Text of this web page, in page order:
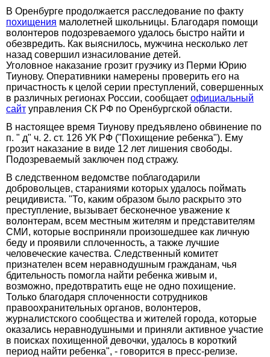
В Оренбурге продолжается расследование по факту
похищения малолетней школьницы. Благодаря помощи
волонтеров подозреваемого удалось быстро найти и
обезвредить. Как выяснилось, мужчина несколько лет
назад совершил изнасилование детей.
Уголовное наказание грозит грузчику из Перми Юрию
Тиунову. Оперативники намерены проверить его на
причастность к целой серии преступлений, совершенных
в различных регионах России, сообщает официальный
сайт управления СК РФ по Оренбургской области.
В настоящее время Тиунову предъявлено обвинение по
п. " д" ч. 2. ст. 126 УК РФ ("Похищение ребенка"). Ему
грозит наказание в виде 12 лет лишения свободы.
Подозреваемый заключен под стражу.
В следственном ведомстве поблагодарили
добровольцев, стараниями которых удалось поймать
рецидивиста. "То, каким образом было раскрыто это
преступление, вызывает бесконечное уважение к
волонтерам, всем местным жителям и представителям
СМИ, которые восприняли произошедшее как личную
беду и проявили сплоченность, а также лучшие
человеческие качества. Следственный комитет
признателен всем неравнодушным гражданам, чья
бдительность помогла найти ребенка живым и,
возможно, предотвратить еще не одно похищение.
Только благодаря сплоченности сотрудников
правоохранительных органов, волонтеров,
журналистского сообщества и жителей города, которые
оказались неравнодушными и приняли активное участие
в поисках похищенной девочки, удалось в короткий
период найти ребенка", - говорится в пресс-релизе.